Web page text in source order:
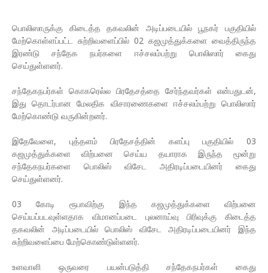
பொலிஸாருக்கு கிடைத்த தகவலின் அடிப்படையில் பூநகர் பகுதியில்
மேற்கொள்ளப்பட்ட சுற்றிவளைப்பில் 02 கஜமுத்துக்களை வைத்திருந்த
இரண்டு சந்தேக நபர்களை ஈச்சலம்பற்று பொலிஸார் கைது
செய்துள்ளனர்.
சந்தேகநபர்கள் கொகரெல்ல பிரதேசத்தை சேர்ந்தவர்கள் என்பதுடன்,
இது தொடர்பான மேலதிக விசாரணைகளை ஈச்சலம்பற்று பொலிஸார்
மேற்கொண்டு வருகின்றனர்.
இதேவேளை, புத்தளம் பிரதேசத்தின் களப்பு பகுதியில் 03
கஜமுத்துக்களை விற்பனை செய்ய தயாராக இருந்த மூன்று
சந்தேகநபர்களை பொலிஸ் விசேட அதிரடிப்படையினர் கைது
செய்துள்ளனர்.
03 கோடி ரூபாவிற்கு இந்த கஜமுத்துக்களை விற்பனை
செய்யப்படவுள்ளதாக விமானப்படை புலனாய்வு பிரிவுக்கு கிடைத்த
தகவலின் அடிப்படையில் பொலிஸ் விசேட அதிரடிப்படையினர் இந்த
சுற்றிவளைப்பை மேற்கொண்டுள்ளனர்.
உளவாளி ஒருவரை பயன்படுத்தி சந்தேகநபர்கள் கைது